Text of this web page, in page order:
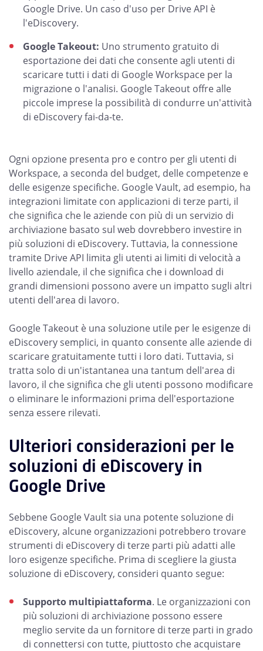
Google Drive. Un caso d'uso per Drive API è
l'eDiscovery.
Google Takeout: Uno strumento gratuito di
esportazione dei dati che consente agli utenti di
scaricare tutti i dati di Google Workspace per la
migrazione o l'analisi. Google Takeout offre alle
piccole imprese la possibilità di condurre un'attività
di eDiscovery fai-da-te.
Ogni opzione presenta pro e contro per gli utenti di
Workspace, a seconda del budget, delle competenze e
delle esigenze specifiche. Google Vault, ad esempio, ha
integrazioni limitate con applicazioni di terze parti, il
che significa che le aziende con più di un servizio di
archiviazione basato sul web dovrebbero investire in
più soluzioni di eDiscovery. Tuttavia, la connessione
tramite Drive API limita gli utenti ai limiti di velocità a
livello aziendale, il che significa che i download di
grandi dimensioni possono avere un impatto sugli altri
utenti dell'area di lavoro.
Google Takeout è una soluzione utile per le esigenze di
eDiscovery semplici, in quanto consente alle aziende di
scaricare gratuitamente tutti i loro dati. Tuttavia, si
tratta solo di un'istantanea una tantum dell'area di
lavoro, il che significa che gli utenti possono modificare
o eliminare le informazioni prima dell'esportazione
senza essere rilevati.
Ulteriori considerazioni per le
soluzioni di eDiscovery in
Google Drive
Sebbene Google Vault sia una potente soluzione di
eDiscovery, alcune organizzazioni potrebbero trovare
strumenti di eDiscovery di terze parti più adatti alle
loro esigenze specifiche. Prima di scegliere la giusta
soluzione di eDiscovery, consideri quanto segue:
Supporto multipiattaforma. Le organizzazioni con
più soluzioni di archiviazione possono essere
meglio servite da un fornitore di terze parti in grado
di connettersi con tutte, piuttosto che acquistare